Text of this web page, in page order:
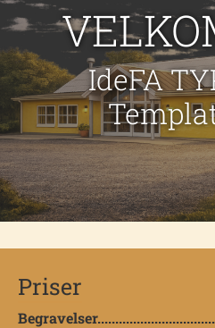
IdeFA
Priser